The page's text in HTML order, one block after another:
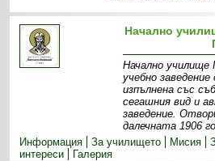
Начално
Начално
учебно
изпълнена със
сегашния вид и
заведение.
далечната 1906
Информация
За училището Мисия
интереси
Галерия